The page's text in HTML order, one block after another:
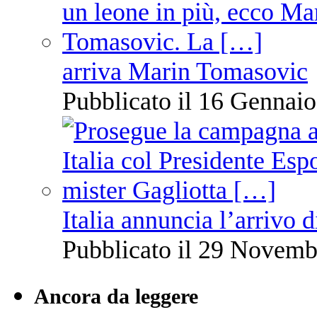
arriva Marin Tomasovic
Pubblicato il 16
Italia annuncia l’arrivo
Pubblicato il 29
Ancora da leggere